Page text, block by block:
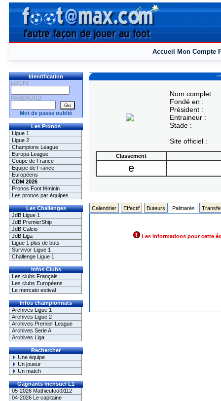
Accueil Mon Compte
Identification
LOGIN
PASSWORD
Mot de passe oublié
Les Pronos
Ligue 1
Ligue 2
Champions League
Europa League
Coupe de France
Equipe de France
Européens
CDM 2026
Pronos Foot féminin
Les pronos par équipes
Les Challenges
JdB Ligue 1
JdB PremierShip
JdB Calcio
JdB Liga
Ligue 1 plus de buts
Survivor Ligue 1
Challenge Ligue 1
Infos Clubs
Les clubs Français
Les clubs Européens
Le mercato estival
Infos championnats
Archives Ligue 1
Archives Ligue 2
Archives Premier League
Archives Serie A
Archives Liga
Rechercher
Une équipe
Un joueur
Un match
Gagnants mensuel L1
05-2026 Mathieufoot0112
04-2026 Le capitaine
Nom complet :
Fondé en :
Président :
Entraineur :
Stade :
Site officiel :
Classement
e
Calendrier Effectif Buteurs Palmarès
Les informations pour cette